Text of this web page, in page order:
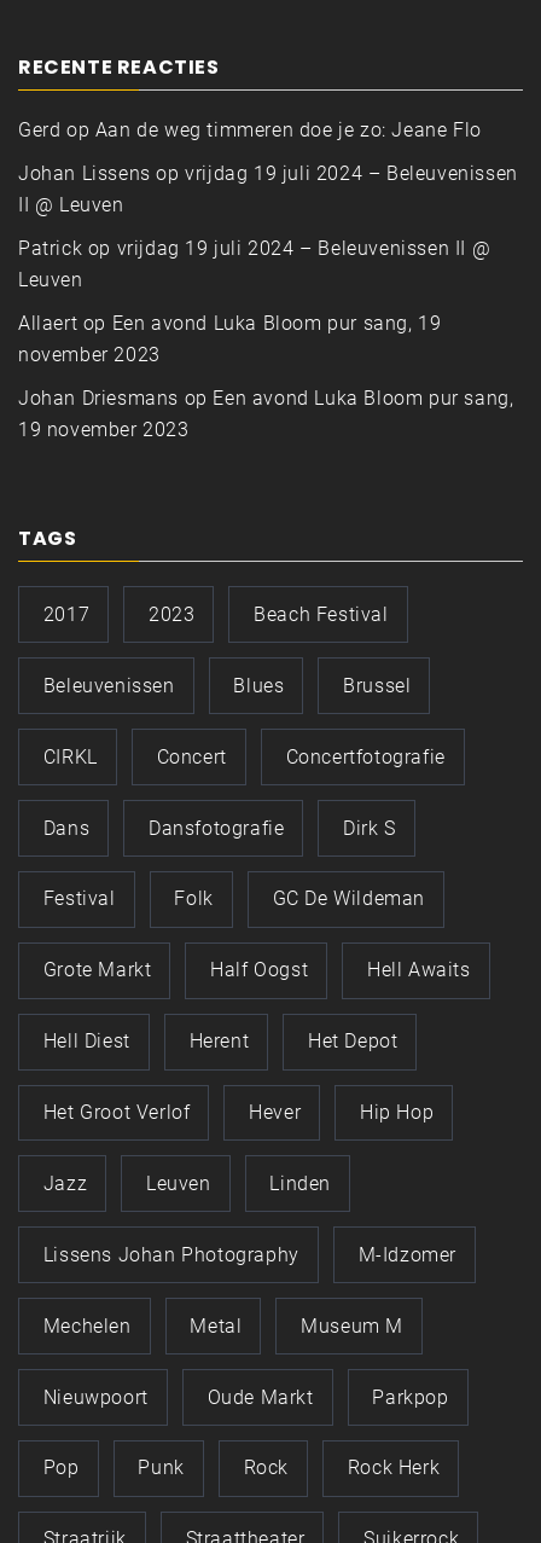
RECENTE REACTIES
Gerd op Aan de weg timmeren doe je zo: Jeane Flo
Johan Lissens opvrijdag 19 juli 2024 – Beleuvenissen
II @ Leuven
Patrick op vrijdag 19 juli 2024 – Beleuvenissen II @
Leuven
Allaert op Een avond Luka Bloom pur sang, 19
november 2023
Johan Driesmans op Een avond Luka Bloom pur sang,
19 november 2023
TAGS
2017 2023 Beach Festival
Beleuvenissen Blues Brussel
CIRKL Concert Concertfotografie
Dans Dansfotografie Dirk S
Festival Folk GC De Wildeman
Grote Markt Half Oogst Hell Awaits
Hell Diest Herent Het Depot
Het Groot Verlof Hever Hip Hop
Jazz Leuven Linden
Lissens Johan Photography M-Idzomer
Mechelen Metal Museum M
Nieuwpoort Oude Markt Parkpop
Pop Punk Rock Rock Herk